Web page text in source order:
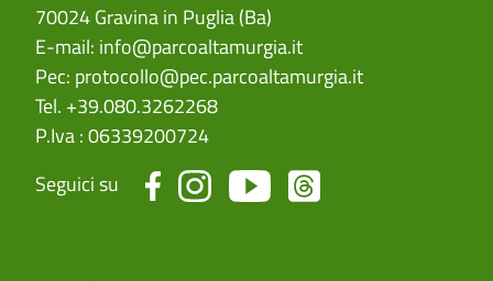
Via Firenze, 10
70024 Gravina in Puglia (Ba)
E-mail:info@parcoaltamurgia.it
Pec:protocollo@pec.parcoaltamurgia.it
Tel. +39.080.3262268
P.Iva : 06339200724